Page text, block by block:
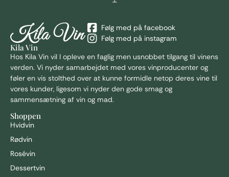
Følg med på facebook
Følg med på instagram
Kila Vin
Hos Kila Vin vil I opleve en faglig men usnobbet tilgang til vinens
verden. Vi nyder samarbejdet med vores vinproducenter og
føler en vis stolthed over at kunne formidle netop deres vine til
vores kunder, ligesom vi nyder den gode smag og
sammensætning af vin og mad.
Shoppen
Hvidvin
Rødvin
Rosévin
Dessertvin